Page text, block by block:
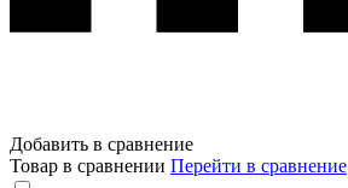
Добавить в сравнение
Товар в сравнении Перейти в сравнение